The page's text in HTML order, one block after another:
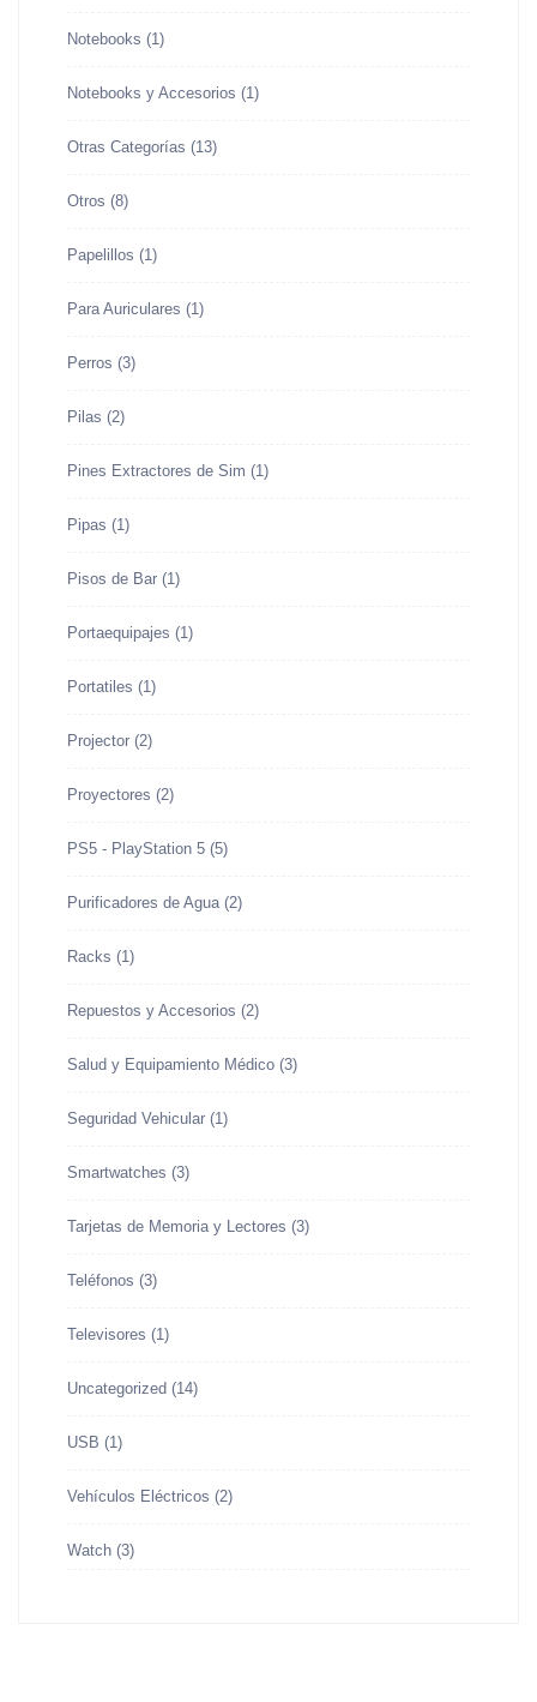
Notebooks (1)
Notebooks y Accesorios (1)
Otras Categorías (13)
Otros (8)
Papelillos (1)
Para Auriculares (1)
Perros (3)
Pilas (2)
Pines Extractores de Sim (1)
Pipas (1)
Pisos de Bar (1)
Portaequipajes (1)
Portatiles (1)
Projector (2)
Proyectores (2)
PS5 - PlayStation 5 (5)
Purificadores de Agua (2)
Racks (1)
Repuestos y Accesorios (2)
Salud y Equipamiento Médico (3)
Seguridad Vehicular (1)
Smartwatches (3)
Tarjetas de Memoria y Lectores (3)
Teléfonos (3)
Televisores (1)
Uncategorized (14)
USB (1)
Vehículos Eléctricos (2)
Watch (3)